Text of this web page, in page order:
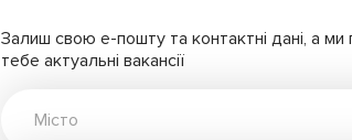
Залиш свою е-пошту та контактні дані, а
тебе актуальні вакансії